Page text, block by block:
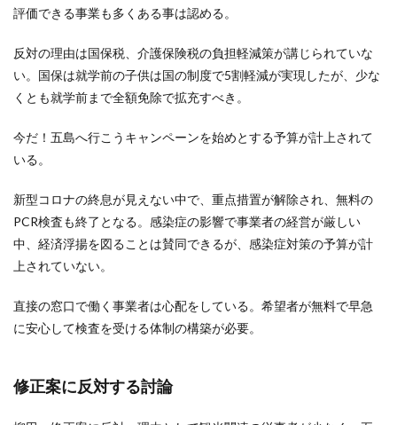
評価できる事業も多くある事は認める。
反対の理由は国保税、介護保険税の負担軽減策が講じられていな
い。国保は就学前の子供は国の制度で5割軽減が実現したが、少な
くとも就学前まで全額免除で拡充すべき。
今だ！五島へ行こうキャンペーンを始めとする予算が計上されて
いる。
新型コロナの終息が見えない中で、重点措置が解除され、無料の
PCR検査も終了となる。感染症の影響で事業者の経営が厳しい
中、経済浮揚を図ることは賛同できるが、感染症対策の予算が計
上されていない。
直接の窓口で働く事業者は心配をしている。希望者が無料で早急
に安心して検査を受ける体制の構築が必要。
修正案に反対する討論